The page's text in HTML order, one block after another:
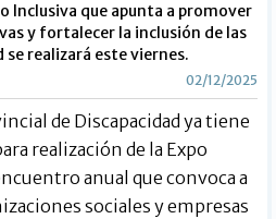
Inclusiva que apunta a promover
y fortalecer la inclusión de las
se realizará este viernes.
02/12/2025
de Discapacidad ya tiene
realización de la Expo
anual que convoca a
sociales y empresas